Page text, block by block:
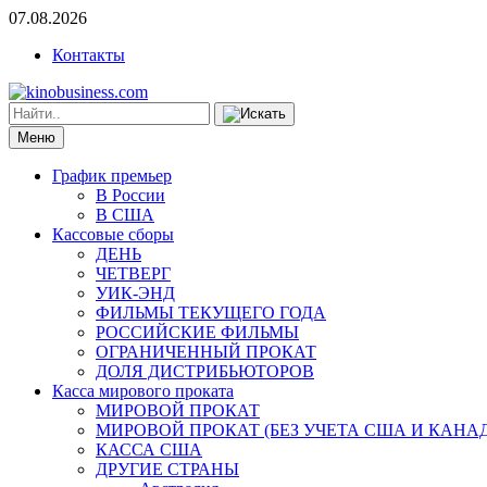
07.08.2026
Контакты
Меню
График премьер
В России
В США
Кассовые сборы
ДЕНЬ
ЧЕТВЕРГ
УИК-ЭНД
ФИЛЬМЫ ТЕКУЩЕГО ГОДА
РОССИЙСКИЕ ФИЛЬМЫ
ОГРАНИЧЕННЫЙ ПРОКАТ
ДОЛЯ ДИСТРИБЬЮТОРОВ
Касса мирового проката
МИРОВОЙ ПРОКАТ
МИРОВОЙ ПРОКАТ (БЕЗ УЧЕТА США И
КАССА США
ДРУГИЕ СТРАНЫ